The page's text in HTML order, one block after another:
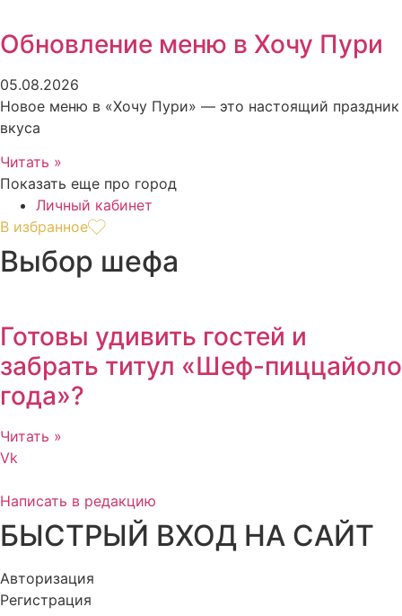
Обновление меню в Хочу Пури
05.08.2026
Новое меню в «Хочу Пури» — это настоящий праздник
вкуса
Читать »
Показать еще про город
Личный кабинет
В избранное
Выбор шефа
Готовы удивить гостей и
забрать титул «Шеф-пиццайоло
года»?
Читать »
Vk
Написать в редакцию
БЫСТРЫЙ ВХОД НА САЙТ
Авторизация
Регистрация